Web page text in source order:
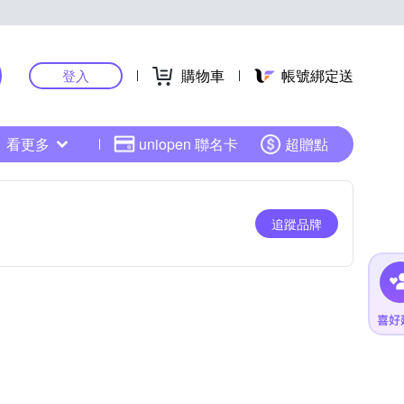
登入 購物車 帳號綁定送
看更多 uniopen 聯名卡 超贈點
追蹤品牌